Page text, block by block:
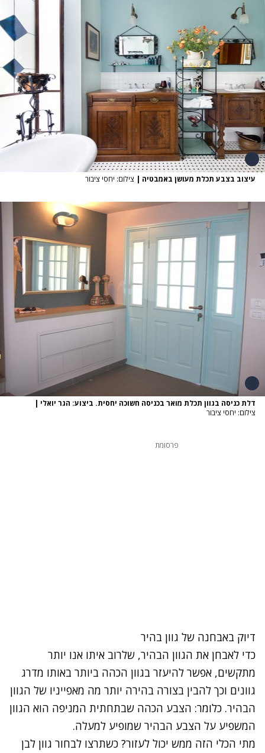
עיצוב בצבע תכלת מעושן באמבטיה | צילום: יחסי ציבור
דלת כניסה בגוון תכלת מואר בכניסה חשוכה יחסית. ביצוע: הגר יואלי |
צילום: יחסי ציבור
פרסומת
דיוק באבחנה של גוון בהיר
כדי לאבחן את הגוון הבהיר, שלרוב איתו אנו יותר
מתקשים, אפשר להיעזר בגוון הכהה ביותר באותו מדרג
גוונים וכך להבין בצורה בהירה יותר מה מאפייניו של הגוון
הבהיר. כלומר: הצבע הכהה שבתחתית המניפה הוא הגוון
המשפיע על הצבע הבהיר שמופיע למעלה.
מתי הכלי הזה ממש יכול לעזור? כשתרצו לבחור גוון לבן